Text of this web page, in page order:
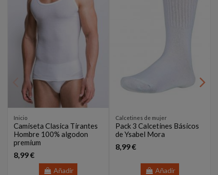
Inicio
Camiseta Clasica Tirantes
Hombre 100% algodon
premium
8,99 €
Añadir
Calcetines de mujer
Pack 3 Calcetines Básicos
de Ysabel Mora
8,99 €
Añadir